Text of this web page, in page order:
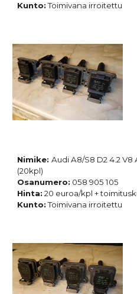
Kunto:Toimivana irroitettu
Nimike:Audi A8/S8 D2 4.2 V8
(20kpl)
Osanumero: 058 905 105
Hinta: 20 euroa/kpl +
Kunto:Toimivana irroitettu